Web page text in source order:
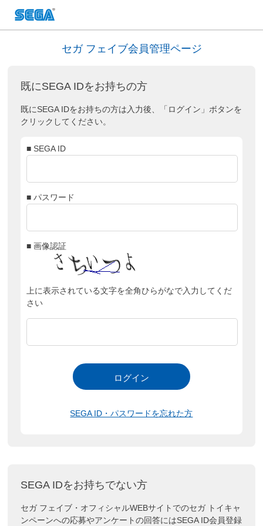
セガ フェイブ会員管理ページ
既にSEGA IDをお持ちの方
既にSEGA IDをお持ちの方は入力後、「ログイン」ボタンを
クリックしてください。
■ SEGA ID
■ パスワード
■ 画像認証
上に表示されている文字を全角ひらがなで入力してくだ
さい
SEGA ID・パスワードを忘れた方
SEGA IDをお持ちでない方
セガ フェイブ・オフィシャルWEBサイトでのセガ トイキャ
ンペーンへの応募やアンケートの回答にはSEGA ID会員登録